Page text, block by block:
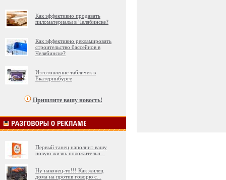
Как эффективно продавать
пиломатериалы в Челябинске?
Как эффективно рекламировать
строительство бассейнов в
Челябинске?
Изготовление табличек в
Екатеринбурге
Пришлите вашу новость!
Первый танец наполнит вашу
новую жизнь положительн
Ну наконец-то!!! Как жилец
дома на против говорю с